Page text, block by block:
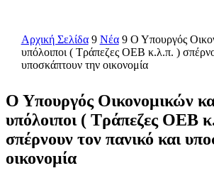
Αρχική Σελίδα 9 Νέα 9 Ο Υπουργός
υπόλοιποι ( Τράπεζες ΟΕΒ κ.λ.π. )
υποσκάπτουν την οικονομία
Ο Υπουργός Οικονομικών
υπόλοιποι ( Τράπεζες ΟΕΒ
σπέρνουν τον πανικό και
οικονομία